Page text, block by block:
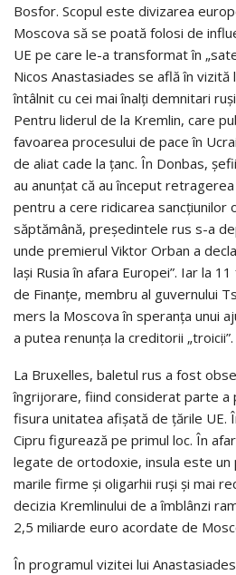
Bosfor. Scopul este divizarea
Moscova să se poată folosi de
UE pe care le-a transformat în
Nicos Anastasiades se află în vizită
întâlnit cu cei mai înalţi demnitari
Pentru liderul de la Kremlin, care
favoarea procesului de pace în
de aliat cade la ţanc. În Donbas,
au anunţat că au început
pentru a cere ridicarea sancţiunilor
săptămână, preşedintele rus s-a
unde premierul Viktor Orban a
laşi Rusia în afara Europei”. Iar la
de Finanţe, membru al guvernului
mers la Moscova în speranţa unui
a putea renunţa la creditorii „troicii”.
La Bruxelles, baletul rus a fost
îngrijorare, fiind considerat parte a
fisura unitatea afişată de ţările UE.
Cipru figurează pe primul loc. În
legate de ortodoxie, insula este un
marile firme şi oligarhii ruşi şi mai
decizia Kremlinului de a îmblânzi
2,5 miliarde euro acordate de
În programul vizitei lui